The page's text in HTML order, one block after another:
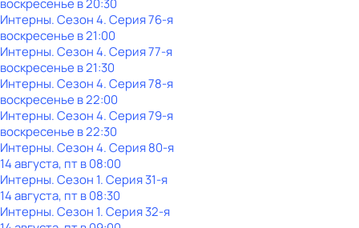
воскресенье в20:30
Интерны. Сезон 4. Серия 76-я
воскресенье в21:00
Интерны. Сезон 4. Серия 77-я
воскресенье в21:30
Интерны. Сезон 4. Серия 78-я
воскресенье в22:00
Интерны. Сезон 4. Серия 79-я
воскресенье в22:30
Интерны. Сезон 4. Серия 80-я
14 августа, пт в 08:00
Интерны. Сезон 1. Серия 31-я
14 августа, пт в 08:30
Интерны. Сезон 1. Серия 32-я